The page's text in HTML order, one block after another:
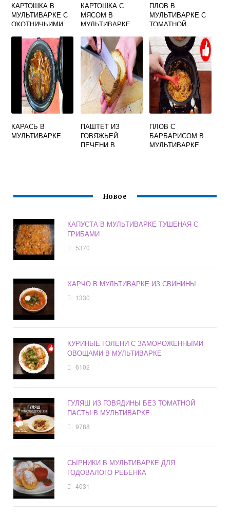
КАРТОШКА В
МУЛЬТИВАРКЕ С
ОХОТНИЧЬИМИ
КАРТОШКА С
МЯСОМ В
МУЛЬТИВАРКЕ
ТУШЕНАЯ
ПЛОВ В
МУЛЬТИВАРКЕ С
ТОМАТНОЙ
КАРАСЬ В
МУЛЬТИВАРКЕ
ПАШТЕТ ИЗ
ГОВЯЖЬЕЙ
ПЕЧЕНИ В
ПЛОВ С
БАРБАРИСОМ В
МУЛЬТИВАРКЕ
Новое
КАПУСТА В МУЛЬТИВАРКЕ ТУШЕНАЯ С
ГРИБАМИ
5370
ХАРЧО В МУЛЬТИВАРКЕ ИЗ СВИНИНЫ
1330
КУРИНЫЕ ГОЛЕНИ С ЗАМОРОЖЕННЫМИ
ОВОЩАМИ В МУЛЬТИВАРКЕ
6102
ГУЛЯШ ИЗ ГОВЯДИНЫ БЕЗ ТОМАТНОЙ
ПАСТЫ В МУЛЬТИВАРКЕ
9788
СЫРНИКИ В МУЛЬТИВАРКЕ ДЛЯ
ГОДОВАЛОГО РЕБЕНКА
4031